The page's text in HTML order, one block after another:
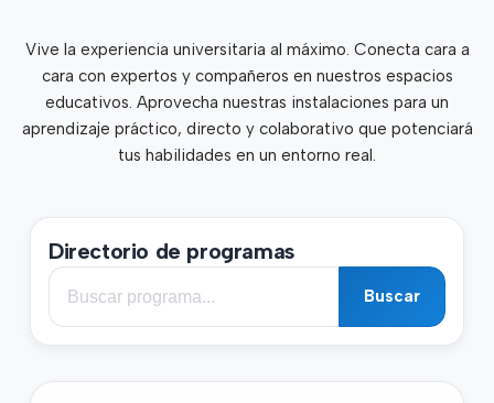
Vive la experiencia universitaria al máximo. Conecta cara a
cara con expertos y compañeros en nuestros espacios
educativos. Aprovecha nuestras instalaciones para un
aprendizaje práctico, directo y colaborativo que potenciará
tus habilidades en un entorno real.
Directorio de programas
Buscar